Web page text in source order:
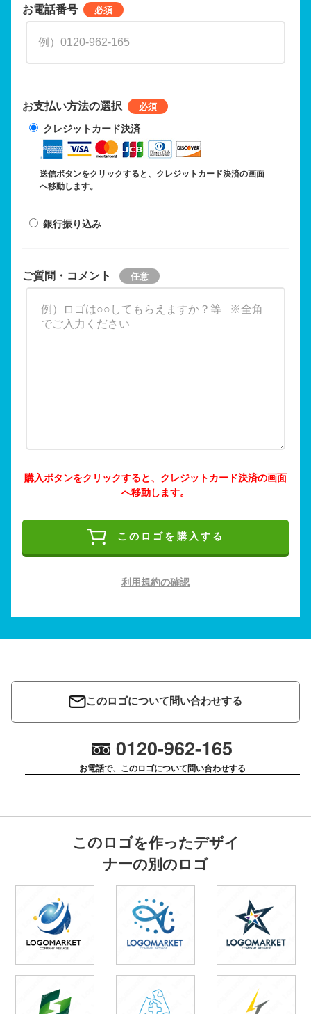
お電話番号
お支払い方法の選択
クレジットカード決済
送信ボタンをクリックすると、クレジットカード決済の画面
へ移動します。
銀行振り込み
ご質問・コメント
購入ボタンをクリックすると、クレジットカード決済の画面
へ移動します。
このロゴを購入する
利用規約の確認
このロゴについて問い合わせする
0120-962-165
お電話で、このロゴについて問い合わせする
このロゴを作ったデザイ
ナーの別のロゴ